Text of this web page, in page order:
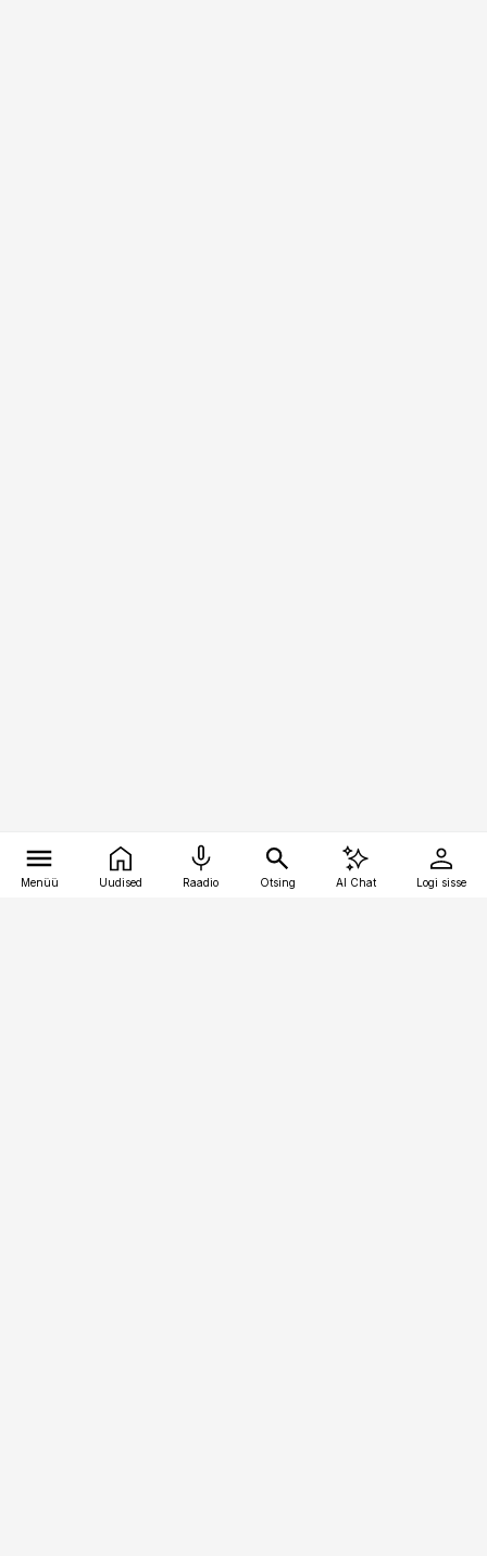
Menüü Uudised Raadio Otsing AI Chat Logi sisse